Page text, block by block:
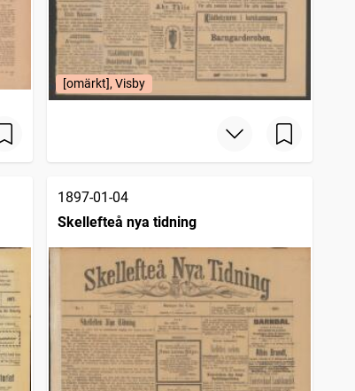
[omärkt], Visby
1897-01-04
Skellefteå nya tidning